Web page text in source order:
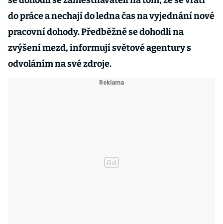
do práce a nechají do ledna čas na vyjednání nové
pracovní dohody. Předběžně se dohodli na
zvýšení mezd, informují světové agentury s
odvoláním na své zdroje.